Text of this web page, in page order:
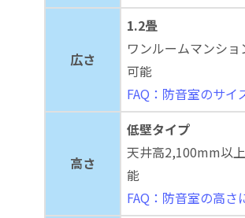
広さ
1.2畳
ワンルームマンショ
可能
FAQ：防音室のサイ
高さ
低壁タイプ
天井高2,100mm以
能
FAQ：防音室の高さ